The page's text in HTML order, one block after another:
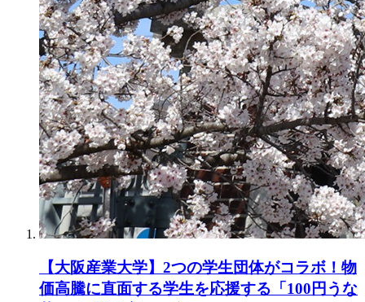
【大阪産業大学】2つの学生団体がコラボ！物
価高騰に直面する学生を応援する「100円うな